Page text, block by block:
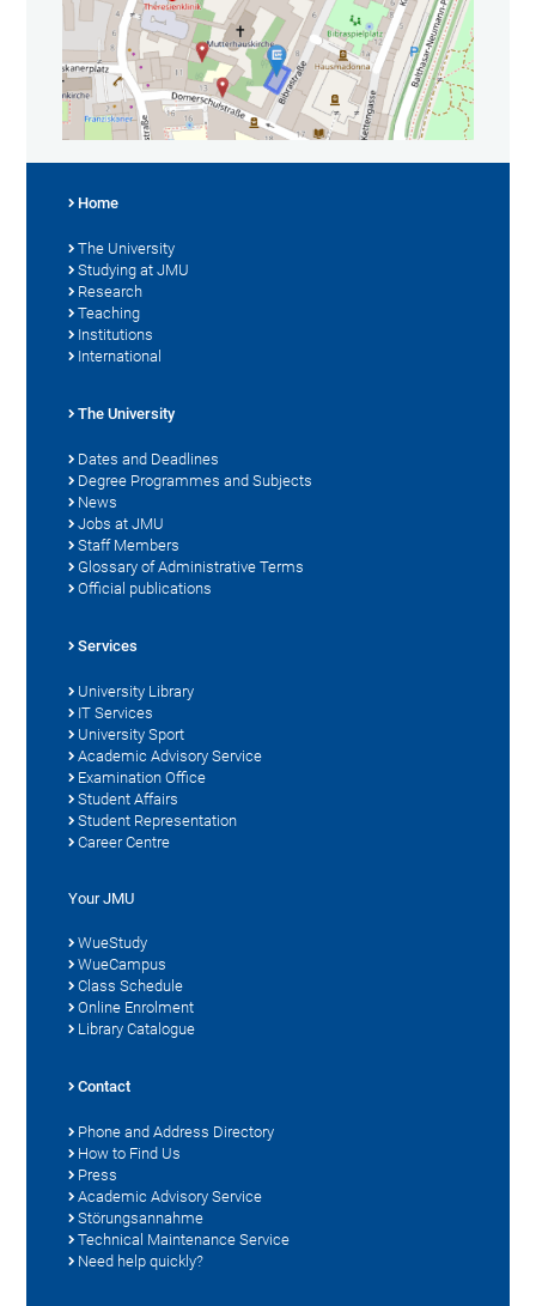
Home
The University
Studying at JMU
Research
Teaching
Institutions
International
The University
Dates and Deadlines
Degree Programmes and Subjects
News
Jobs at JMU
Staff Members
Glossary of Administrative Terms
Official publications
Services
University Library
IT Services
University Sport
Academic Advisory Service
Examination Office
Student Affairs
Student Representation
Career Centre
Your JMU
WueStudy
WueCampus
Class Schedule
Online Enrolment
Library Catalogue
Contact
Phone and Address Directory
How to Find Us
Press
Academic Advisory Service
Störungsannahme
Technical Maintenance Service
Need help quickly?